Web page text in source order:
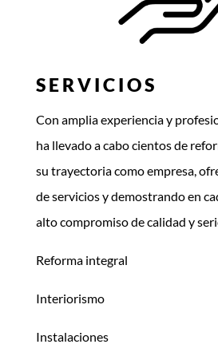
SERVICIOS
Con amplia experiencia y
ha llevado a cabo cientos de
su trayectoria como empresa,
de servicios y demostrando en
alto compromiso de calidad y
Reforma integral
Interiorismo
Instalaciones